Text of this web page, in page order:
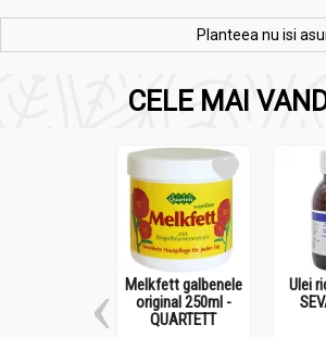
Planteea nu isi
CELE MAI
Melkfett galbenele
original 250ml -
QUARTETT
Ulei